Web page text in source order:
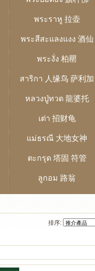
พระราหู 拉壶
พระสีสะแลงแงง 酒仙
พระงั่ง 柏罌
สาริกา 人缘鸟 萨利加
หลวงปู่ทวด 龍婆托
เต่า 招财龟
แม่ธรณี 大地女神
ตะกรุด 塔固 符管
ลูกอม 路翁
排序: